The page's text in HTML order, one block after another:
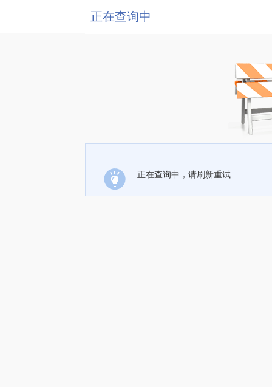
正在查询中
正在查询中，请刷新重试